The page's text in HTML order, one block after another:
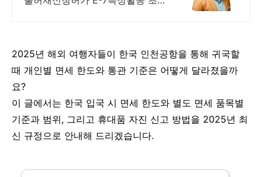
2025년 해외 여행자들이 한국 인천공항을 통해 귀국할
때 개인별 면세 한도와 통관 기준은 어떻게 달라졌을까
요?
이 글에서는 한국 입국 시 면세 한도와 별도 면세 품목별
기준과 범위, 그리고 휴대품 자진 신고 방법을 2025년 최
신 규정으로 안내해 드리겠습니다.